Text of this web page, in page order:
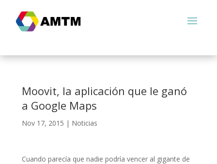
Moovit, la aplicación que le ganó
a Google Maps
Nov 17, 2015 | Noticias
Cuando parecía que nadie podría vencer al gigante de